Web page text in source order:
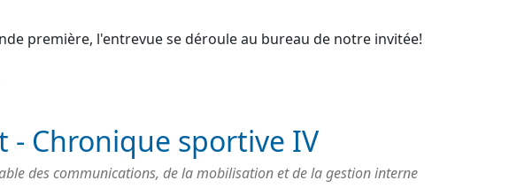
première, l'entrevue se déroule au bureau de notre invitée!
- Chronique sportive IV
des communications, de la mobilisation et de la gestion interne